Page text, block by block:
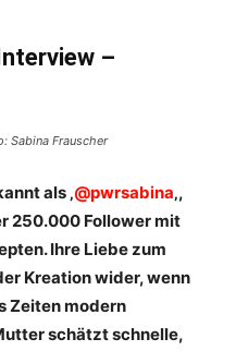
–
Sabina Frauscher
als ‚@pwrsabina‚,
250.000 Follower mit
Ihre Liebe zum
Kreation wider, wenn
Zeiten modern
schätzt schnelle,